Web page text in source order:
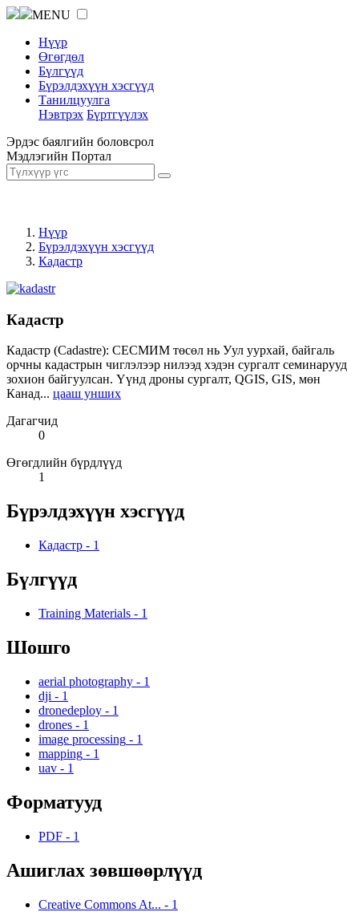
MENU
Нүүр
Өгөгдөл
Бүлгүүд
Бүрэлдэхүүн хэсгүүд
Танилцуулга
Нэвтрэх Бүртгүүлэх
Эрдэс баялгийн боловсрол
Мэдлэгийн Портал
Нүүр
Бүрэлдэхүүн хэсгүүд
Кадастр
Кадастр
Кадастр (Cadastre): СЕСМИМ төсөл нь Уул уурхай, байгаль
орчны кадастрын чиглэлээр нилээд хэдэн сургалт семинарууд
зохион байгуулсан. Үүнд дроны сургалт, QGIS, GIS, мөн
Канад... цааш унших
Дагагчид
0
Өгөгдлийн бүрдлүүд
1
Бүрэлдэхүүн хэсгүүд
Кадастр - 1
Бүлгүүд
Training Materials - 1
Шошго
aerial photography - 1
dji - 1
dronedeploy - 1
drones - 1
image processing - 1
mapping - 1
uav - 1
Форматууд
PDF - 1
Ашиглах зөвшөөрлүүд
Creative Commons At... - 1